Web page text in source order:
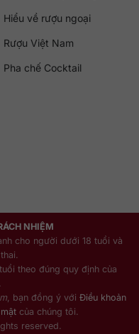
Hiểu về rượu ngoại
Rượu Việt Nam
Pha chế Cocktail
NHIỆM
cho người dưới 18 tuổi và
theo đúng quy định của
, bạn đồng ý với Điều khoản
của chúng tôi.
reserved.